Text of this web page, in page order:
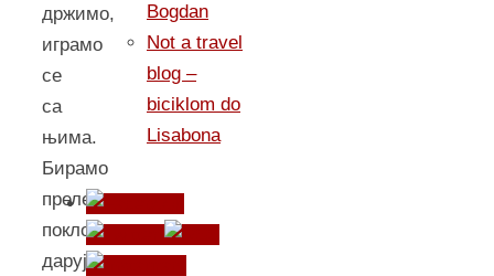
држимо,
играмо
се
са
њима.
Бирамо
прелепе
поклоне,
дарујемо
Bogdan
Not a travel
blog –
biciklom do
Lisabona